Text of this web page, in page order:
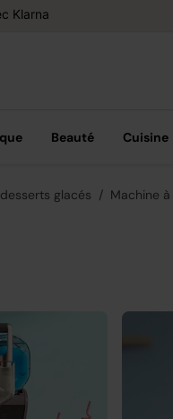
Klarna
Beauté Cuisine
glacés Machine